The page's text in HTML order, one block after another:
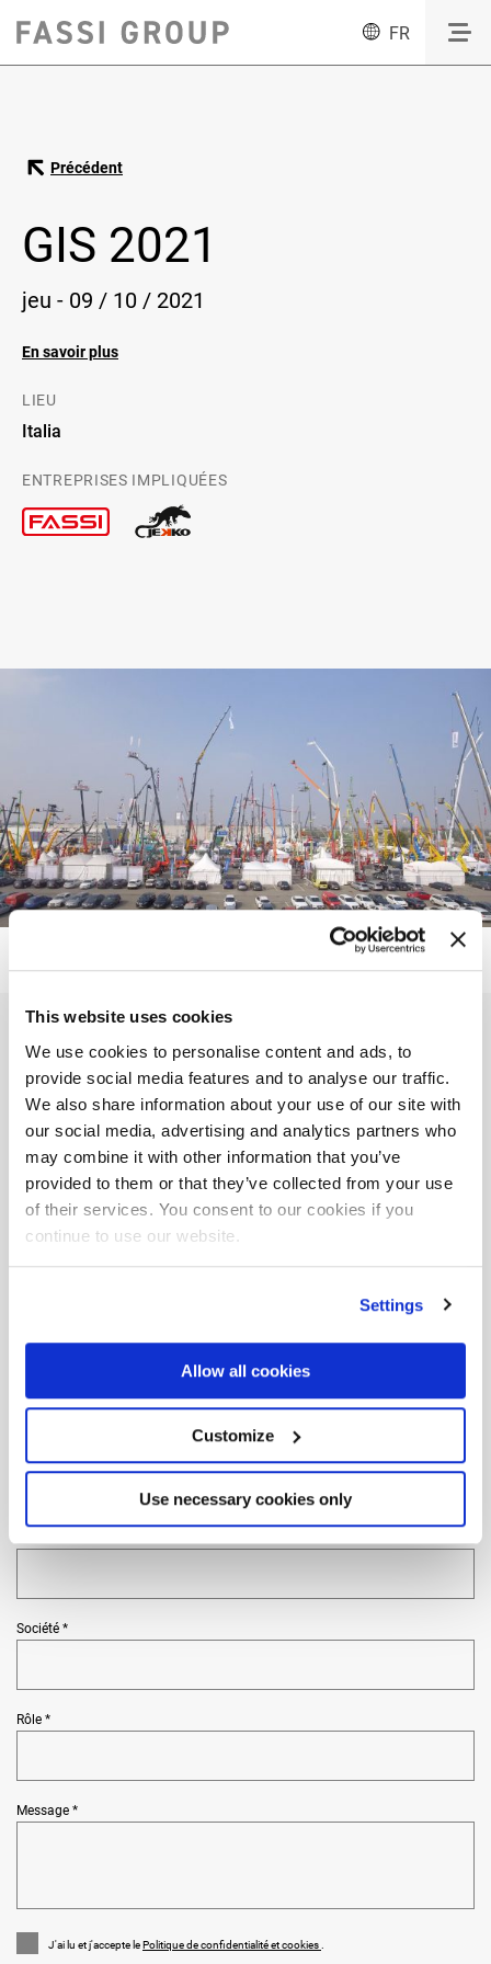
This website uses cookies
We use cookies to personalise content and ads, to
provide social media features and to analyse our traffic.
We also share information about your use of our site with
our social media, advertising and analytics partners who
may combine it with other information that you’ve
provided to them or that they’ve collected from your use
of their services. You consent to our cookies if you
continue to use our website.
Settings
Allow all cookies
Customize
Use necessary cookies only
FR
Précédent
GIS 2021
jeu - 09 / 10 / 2021
En savoir plus
LIEU
Italia
ENTREPRISES IMPLIQUÉES
Remplissez le formulaire
pour recevoir
plus d’informations sur
cet événement
Nom et prénom *
Société *
Rôle *
Message *
J'ai lu et j'accepte lePolitique de confidentialité et cookies